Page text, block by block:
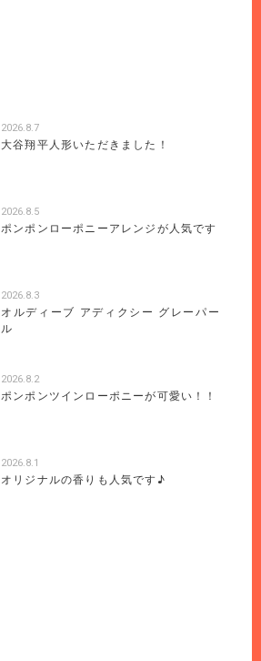
2026.8.7
大谷翔平人形いただきました！
2026.8.5
ポンポンローポニーアレンジが人気です
2026.8.3
オルディーブ アディクシー グレーパー
ル
2026.8.2
ポンポンツインローポニーが可愛い！！
2026.8.1
オリジナルの香りも人気です♪